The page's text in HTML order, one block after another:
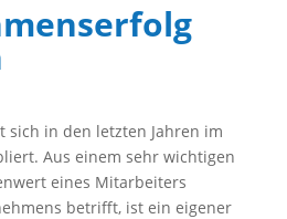
sich in den letzten Jahren im
Aus einem sehr wichtigen
eines Mitarbeiters
betrifft, ist ein eigener